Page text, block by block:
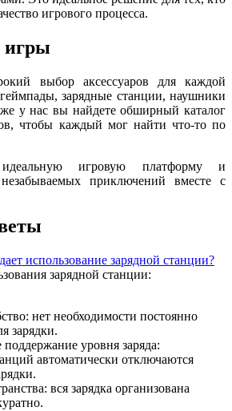
игрового процесса.
игры
выбор аксессуаров для каждой
зарядные станции, наушники
у нас вы найдете обширный каталог
чтобы каждый мог найти что-то по
игровую платформу и
приключений вместе с
использование зарядной станции?
зарядной станции:
нет необходимости постоянно
зарядки.
поддержание уровня заряда:
автоматически отключаются
вся зарядка организована